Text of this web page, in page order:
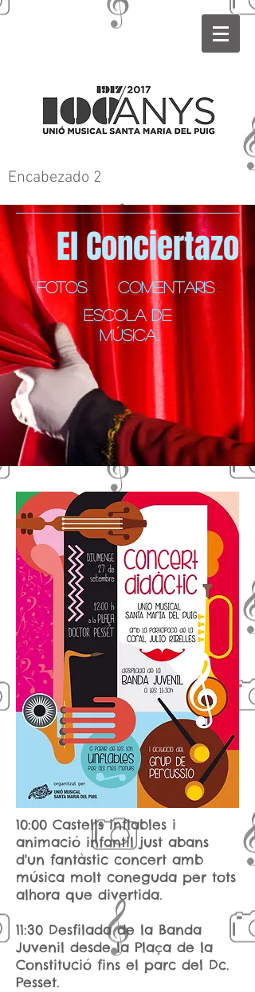
Encabezado 2
El Conciertazo
FOTOS
COMENTARIS
escola de
música
10:00 Castells inflables i
animació infantil just abans
d'un fantàstic concert amb
música molt coneguda per tots
alhora que divertida.
11:30 Desfilada de la Banda
Juvenil desde la Plaça de la
Constitució fins el parc del Dc.
Pesset.